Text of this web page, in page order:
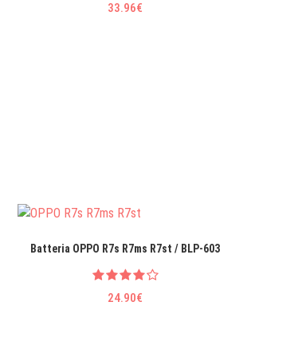
33.96€
Batteria OPPO R7s R7ms R7st / BLP-603
24.90€